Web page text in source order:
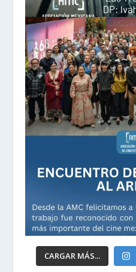
CARGAR MÁS...